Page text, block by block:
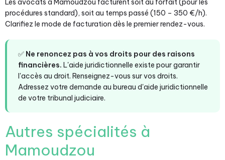
Les avocats à Mamoudzou facturent soit au forfait (pour les
procédures standard), soit au temps passé (150 – 350 €/h).
Clarifiez le mode de facturation dès le premier rendez-vous.
✅ Ne renoncez pas à vos droits pour des raisons
financières. L'aide juridictionnelle existe pour garantir
l'accès au droit. Renseignez-vous sur vos droits.
Adressez votre demande au bureau d'aide juridictionnelle
de votre tribunal judiciaire.
Autres spécialités à
Mamoudzou